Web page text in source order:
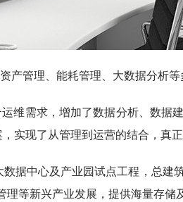
产管理、能耗管理、大数据分析
维需求，增加了数据分析、数
现了从管理到运营的结合，真
据中心及产业园试点工程，总
等新兴产业发展，提供海量存储